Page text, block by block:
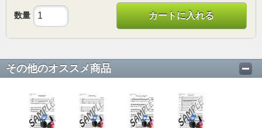
数量 カートに入れる
その他のオススメ商品